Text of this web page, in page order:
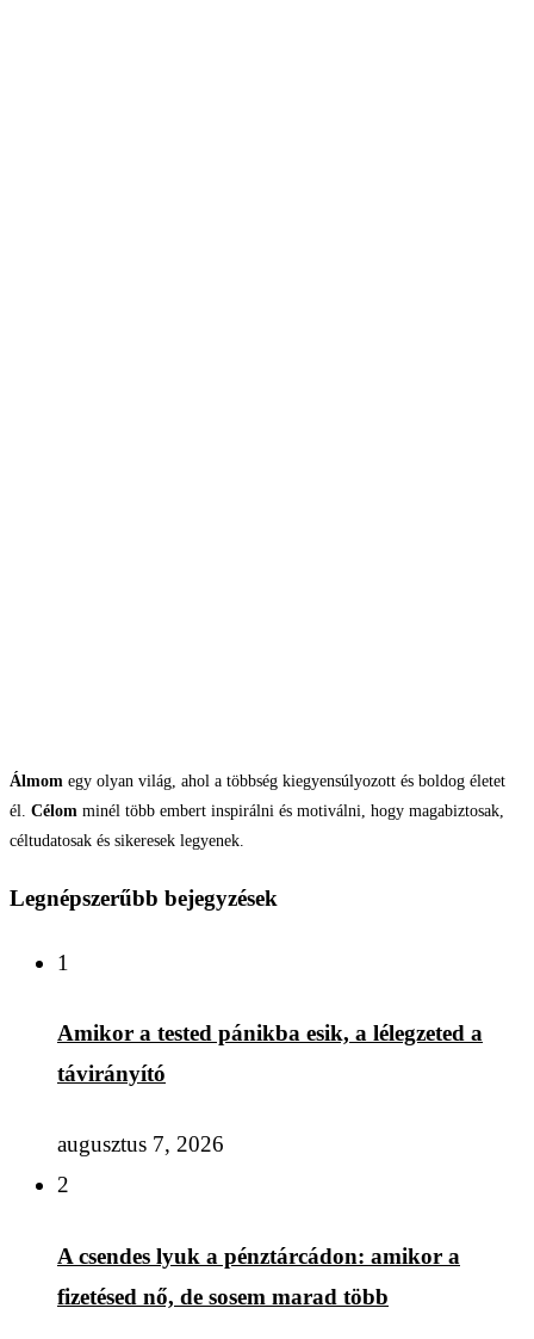
Álmom egy olyan világ, ahol a többség kiegyensúlyozott és boldog életet
él. Célom minél több embert inspirálni és motiválni, hogy magabiztosak,
céltudatosak és sikeresek legyenek.
Legnépszerűbb bejegyzések
1
Amikor a tested pánikba esik, a lélegzeted a
távirányító
augusztus 7, 2026
2
A csendes lyuk a pénztárcádon: amikor a
fizetésed nő, de sosem marad több